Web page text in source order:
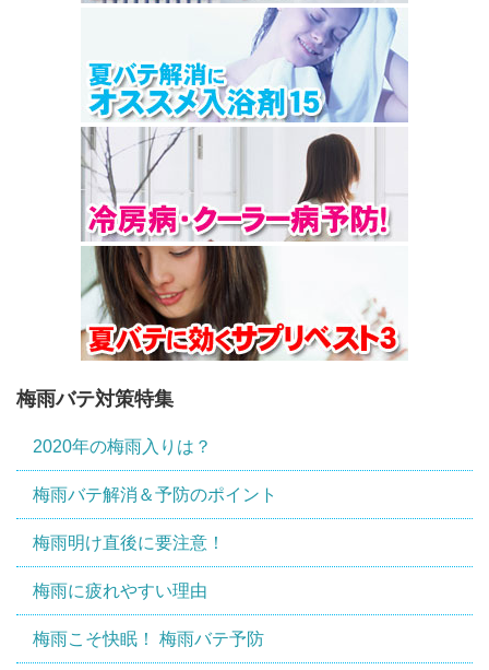
梅雨バテ対策特集
2020年の梅雨入りは？
梅雨バテ解消＆予防のポイント
梅雨明け直後に要注意！
梅雨に疲れやすい理由
梅雨こそ快眠！ 梅雨バテ予防